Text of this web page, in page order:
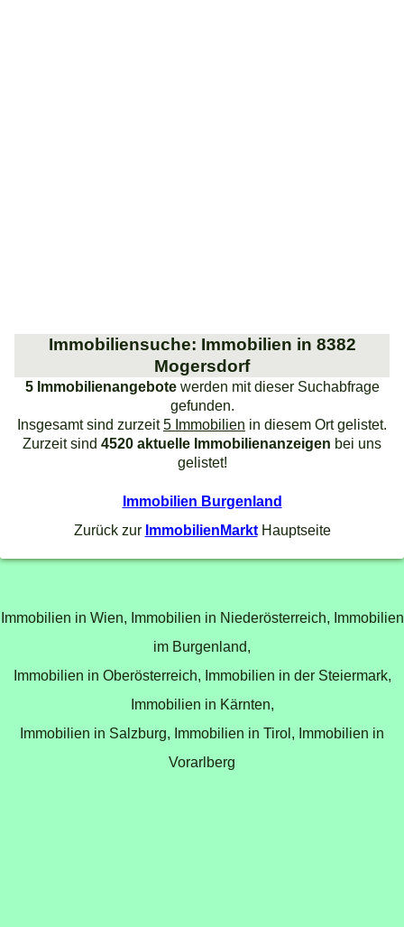
Immobiliensuche: Immobilien in 8382
Mogersdorf
5 Immobilienangebotewerden mit dieser Suchabfrage
gefunden.
Insgesamt sind zurzeit5 Immobilien in diesem Ort gelistet.
Zurzeit sind 4520 aktuelle Immobilienanzeigen bei uns
gelistet!
Immobilien Burgenland
Zurück zur ImmobilienMarktHauptseite
Immobilien in Wien, Immobilien in Niederösterreich, Immobilien
im Burgenland,
Immobilien in Oberösterreich, Immobilien in der Steiermark,
Immobilien in Kärnten,
Immobilien in Salzburg, Immobilien in Tirol, Immobilien in
Vorarlberg